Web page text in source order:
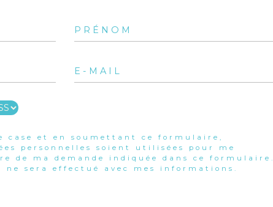
case et en soumettant ce formulaire,
personnelles soient utilisées pour me
de ma demande indiquée dans ce formulaire.
sera effectué avec mes informations.